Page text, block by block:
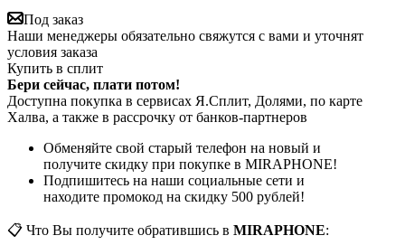
Под заказ
Наши менеджеры обязательно свяжутся с вами и уточнят
условия заказа
Купить в сплит
Бери сейчас, плати потом!
Доступна покупка в сервисах Я.Сплит, Долями, по карте
Халва, а также в рассрочку от банков-партнеров
Обменяйте свой старый телефон на новый и
получите скидку при покупке в MIRAPHONE!
Подпишитесь на наши социальные сети и
находите промокод на скидку 500 рублей!
📋 Что Вы получите обратившись в MIRAPHONE: